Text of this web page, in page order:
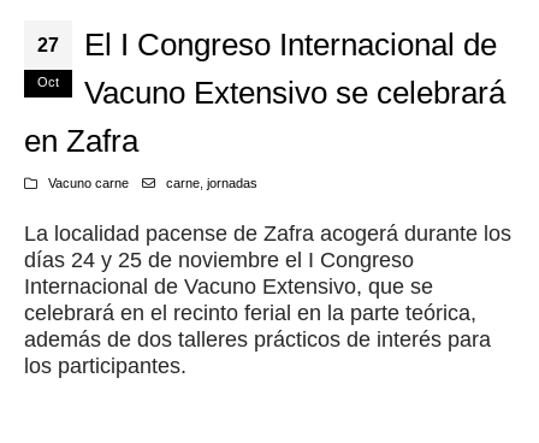
27
Oct
El I Congreso Internacional de
Vacuno Extensivo se celebrará
en Zafra
Vacuno carne carne, jornadas
La localidad pacense de Zafra acogerá durante los
días 24 y 25 de noviembre el I Congreso
Internacional de Vacuno Extensivo, que se
celebrará en el recinto ferial en la parte teórica,
además de dos talleres prácticos de interés para
los participantes.